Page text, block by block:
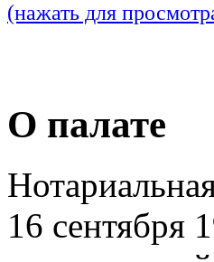
(нажать для
О палате
16 сентября